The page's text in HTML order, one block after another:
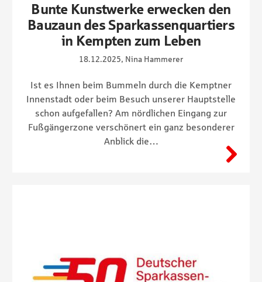
Bunte Kunstwerke erwecken den
Bauzaun des Sparkassenquartiers
in Kempten zum Leben
18.12.2025, Nina Hammerer
Ist es Ihnen beim Bummeln durch die Kemptner
Innenstadt oder beim Besuch unserer Hauptstelle
schon aufgefallen? Am nördlichen Eingang zur
Fußgängerzone verschönert ein ganz besonderer
Anblick die…